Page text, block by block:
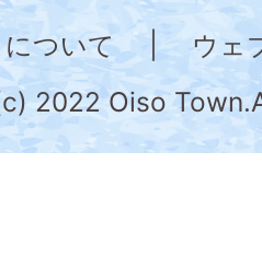
ついて
ウェ
2022 Oiso